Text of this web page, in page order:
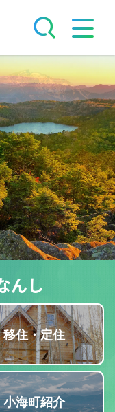
んし
移住・定住
小海町紹介